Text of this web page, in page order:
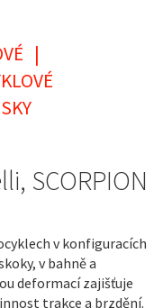
|
SCORPION
v konfiguracích
v bahně a
deformací zajišťuje
trakce a brzdění.